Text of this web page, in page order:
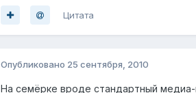
Цитата
Опубликовано 25 сентября, 2010
На семёрке вроде стандартный